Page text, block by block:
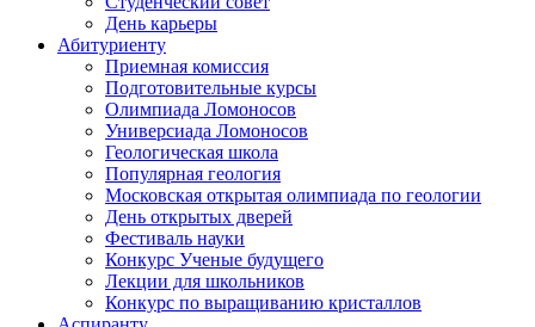
День карьеры
Абитуриенту
Приемная комиссия
Подготовительные курсы
Олимпиада Ломоносов
Универсиада Ломоносов
Геологическая школа
Популярная геология
Московская открытая олимпиада по геологии
День открытых дверей
Фестиваль науки
Конкурс Ученые будущего
Лекции для школьников
Конкурс по выращиванию кристаллов